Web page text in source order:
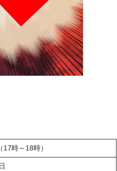
17時～18時）